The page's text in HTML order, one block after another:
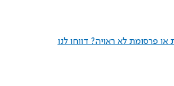
פרסומת לא ראויה? דווחו לנו